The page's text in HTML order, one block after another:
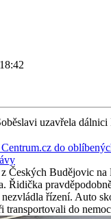
uzavřela dálnici
do
Českých Budějovic na
Řidička
řízení. Auto
transportovali do